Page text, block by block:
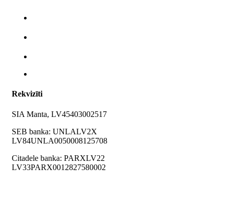
Rekvizīti
SIA Manta, LV45403002517
SEB banka: UNLALV2X
LV84UNLA0050008125708
Citadele banka: PARXLV22
LV33PARX0012827580002